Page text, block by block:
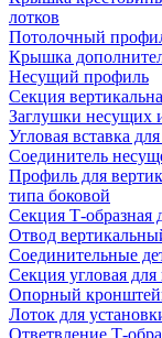
лотков
Потолочный
Крышка
Несущий профиль
Секция
Заглушки несущих
Угловая вставка
Соединитель
Профиль для
типа боковой
Секция Т-образная
Отвод
Соединительные
Секция угловая
Опорный
Лоток для
Ответвление Т-